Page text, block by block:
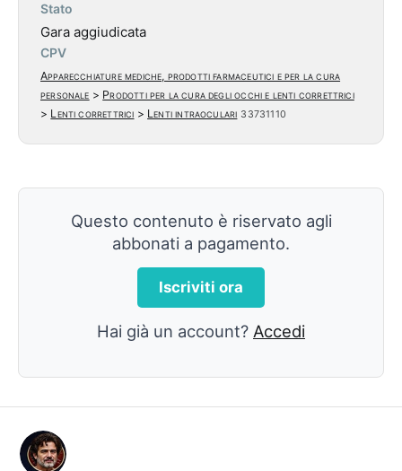
Stato
Gara aggiudicata
CPV
Apparecchiature mediche, prodotti farmaceutici e per la cura
personale > Prodotti per la cura degli occhi e lenti correttrici
> Lenti correttrici > Lenti intraoculari 33731110
Questo contenuto è riservato agli
abbonati a pagamento.
Iscriviti ora
Hai già un account? Accedi